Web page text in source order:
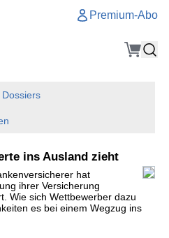
Premium-Abo
Dossiers
ins Ausland zieht
hat
ihrer Versicherung
Wie sich Wettbewerber dazu
es bei einem Wegzug ins